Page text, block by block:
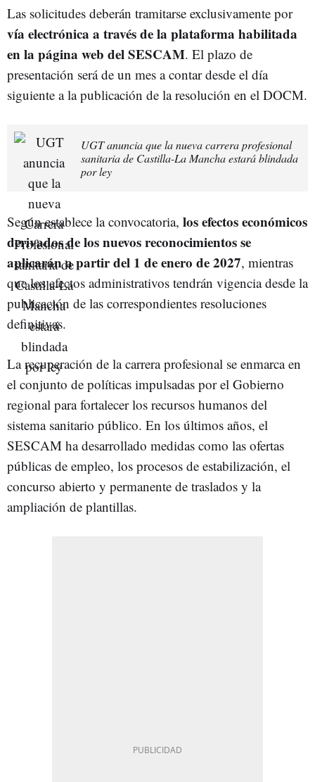
Las solicitudes deberán tramitarse exclusivamente por
vía electrónica a través de la plataforma habilitada
en la página web del SESCAM. El plazo de
presentación será de un mes a contar desde el día
siguiente a la publicación de la resolución en el DOCM.
UGT anuncia que la nueva carrera profesional
sanitaria de Castilla-La Mancha estará blindada
por ley
Según establece la convocatoria, los efectos económicos
derivados de los nuevos reconocimientos se
aplicarán a partir del 1 de enero de 2027, mientras
que los efectos administrativos tendrán vigencia desde la
publicación de las correspondientes resoluciones
definitivas.
La recuperación de la carrera profesional se enmarca en
el conjunto de políticas impulsadas por el Gobierno
regional para fortalecer los recursos humanos del
sistema sanitario público. En los últimos años, el
SESCAM ha desarrollado medidas como las ofertas
públicas de empleo, los procesos de estabilización, el
concurso abierto y permanente de traslados y la
ampliación de plantillas.